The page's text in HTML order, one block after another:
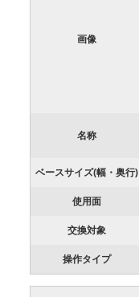
画像
名称
ベースサイズ(幅・奥行)
使用面
交換対象
操作タイプ